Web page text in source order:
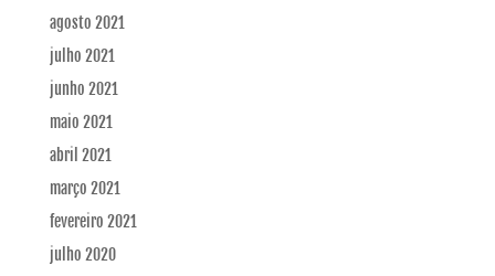
agosto 2021
julho 2021
junho 2021
maio 2021
abril 2021
março 2021
fevereiro 2021
julho 2020